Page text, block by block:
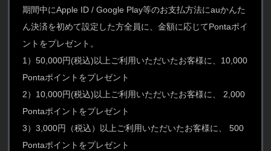
期間中にApple ID / Google Play等のお支払方法にauかんた
ん決済を初めて設定した方全員に、金額に応じてPontaポイ
ントをプレゼント。
1）50,000円(税込)以上ご利用いただいたお客様に、10,000
Pontaポイントをプレゼント
2）10,000円(税込)以上ご利用いただいたお客様に、 2,000
Pontaポイントをプレゼント
3）3,000円（税込）以上ご利用いただいたお客様に、 500
Pontaポイントをプレゼント